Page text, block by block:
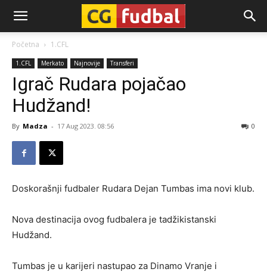
CG-
Fudbal
Početna 1.CFL
1.CFL Merkato Najnovije Transferi
Igrač Rudara pojačao
Hudžand!
By Madza - 17 Aug 2023. 08:56 0
Doskorašnji fudbaler Rudara Dejan Tumbas ima novi klub.
Nova destinacija ovog fudbalera je tadžikistanski
Hudžand.
Tumbas je u karijeri nastupao za Dinamo Vranje i